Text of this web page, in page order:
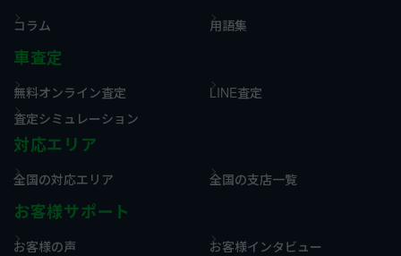
コラム 用語集
車査定
無料オンライン査定
LINE査定
査定シミュレーション
対応エリア
全国の対応エリア 全国の支店一覧
お客様サポート
お客様の声
お客様インタビュー